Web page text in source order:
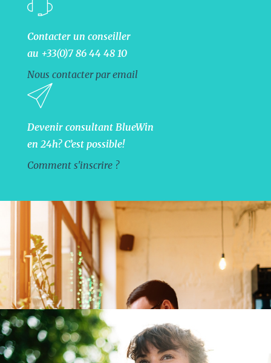
Contacter un conseiller
au +33(0)7 86 44 48 10
Nous contacter par email
Devenir consultant BlueWin
en 24h? C’est possible!
Comment s'inscrire ?